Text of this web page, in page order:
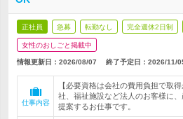
正社員 急募 転勤なし 完全週休2日制
女性のおしごと掲載中
情報更新日：2026/08/07 終了予定日： 2026/11/
仕事内容
【必要資格は会社の費用負担で取
社、福祉施設など法人のお客様に
提案するお仕事です。